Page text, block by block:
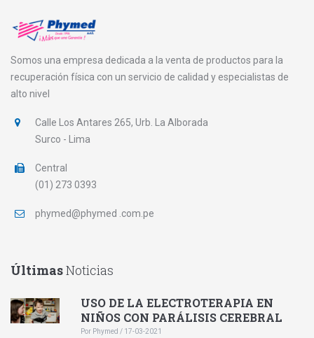
Somos una empresa dedicada a la venta de productos para la
recuperación física con un servicio de calidad y especialistas de
alto nivel
Calle Los Antares 265, Urb. La Alborada
Surco - Lima
Central
(01) 273 0393
phymed@phymed .com.pe
ÚltimasNoticias
USO DE LA ELECTROTERAPIA EN
NIÑOS CON PARÁLISIS CEREBRAL
Por Phymed / 17-03-2021